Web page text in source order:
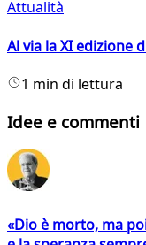
Attualità
Al via la XI edizione
1 min di lettura
Idee e commenti
«Dio è morto, ma